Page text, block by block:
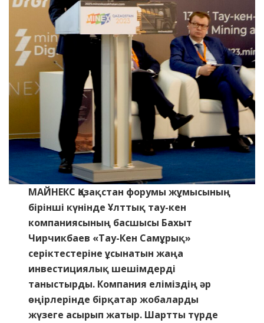
МАЙНЕКС Қазақстан форумы жұмысының
бірінші күнінде Ұлттық тау-кен
компаниясының басшысы Бахыт
Чирчикбаев «Тау-Кен Самұрық»
серіктестеріне ұсынатын жаңа
инвестициялық шешімдерді
таныстырды. Компания еліміздің әр
өңірлерінде бірқатар жобаларды
жүзеге асырып жатыр. Шартты түрде